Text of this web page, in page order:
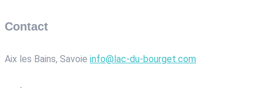
Contact
Aix les Bains, Savoie info@lac-du-bourget.com